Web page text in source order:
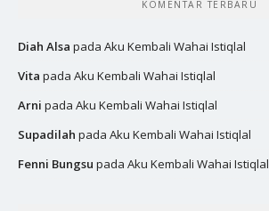
KOMENTAR TERBARU
Diah Alsa pada Aku Kembali Wahai Istiqlal
Vita pada Aku Kembali Wahai Istiqlal
Arni pada Aku Kembali Wahai Istiqlal
Supadilah pada Aku Kembali Wahai Istiqlal
Fenni Bungsu pada Aku Kembali Wahai Istiqlal